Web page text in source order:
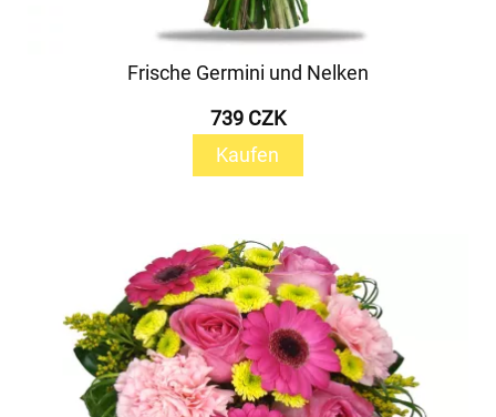
Frische Germini und Nelken
739 CZK
Kaufen